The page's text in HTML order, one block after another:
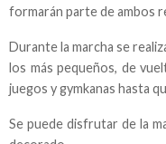
formarán parte de ambos
Durante la marcha se
los más pequeños, de
juegos y gymkanas hasta
Se puede disfrutar de la